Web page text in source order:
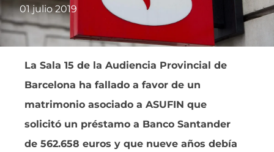
01 julio 2019
La Sala 15 de la Audiencia Provincial de
Barcelona ha fallado a favor de un
matrimonio asociado a ASUFIN que
solicitó un préstamo a Banco Santander
de 562.658 euros y que nueve años debía